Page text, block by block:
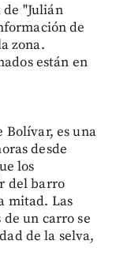
"Julián
de
zona.
están en
Bolívar, es una
desde
los
del barro
mitad. Las
un carro se
de la selva,